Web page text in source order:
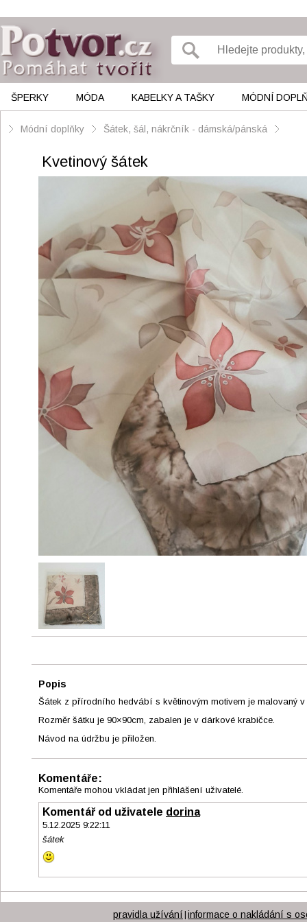
ŠPERKY MÓDA KABELKY A TAŠKY MÓDNÍ
Módní doplňky Šátek, šál, nákrčník - dámská/pánská
Kvetinový šátek
Popis
Šátek z přírodního hedvábí s květinovým motivem je malovaný
Rozměr šátku je 90×90cm, zabalen je v dárkové krabičce.
Návod na údržbu je přiložen.
Komentáře:
Komentáře mohou vkládat jen přihlášení uživatelé.
Komentář od uživatele dorina
5.12.2025 9:22:11
šátek
pravidla užívání | informace o nakládání s